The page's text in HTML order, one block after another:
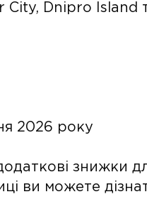
Dnipro Island
2026 року
знижки
ви можете